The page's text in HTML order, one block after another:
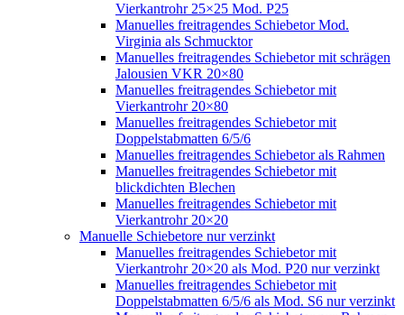
Vierkantrohr 25×25 Mod. P25
Manuelles freitragendes Schiebetor Mod.
Virginia als Schmucktor
Manuelles freitragendes Schiebetor mit schrägen
Jalousien VKR 20×80
Manuelles freitragendes Schiebetor mit
Vierkantrohr 20×80
Manuelles freitragendes Schiebetor mit
Doppelstabmatten 6/5/6
Manuelles freitragendes Schiebetor als Rahmen
Manuelles freitragendes Schiebetor mit
blickdichten Blechen
Manuelles freitragendes Schiebetor mit
Vierkantrohr 20×20
Manuelle Schiebetore nur verzinkt
Manuelles freitragendes Schiebetor mit
Vierkantrohr 20×20 als Mod. P20 nur verzinkt
Manuelles freitragendes Schiebetor mit
Doppelstabmatten 6/5/6 als Mod. S6 nur verzinkt